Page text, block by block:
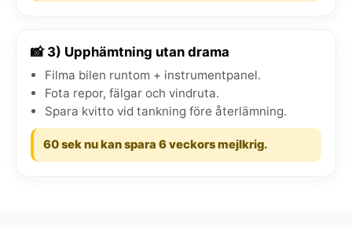
📸 3) Upphämtning utan drama
Filma bilen runtom + instrumentpanel.
Fota repor, fälgar och vindruta.
Spara kvitto vid tankning före återlämning.
60 sek nu kan spara 6 veckors mejlkrig.